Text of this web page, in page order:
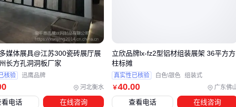
长期展示建议搭配覆膜画面，抗紫外线且不易褪色
需防水的场景可配合亚克力展示架防水罩
忽视配件兼容性可能引发二次采购成本。例如门型展架若误购
X型展架专用套袋，会导致安装困难。建议首次采购时向供应
商确认配件适配清单，避免因小配件耽误整体使用效果。
五、容易被忽略的展架部署细节有哪些？
河北衡水
媒体展具@江苏300瓷砖展厅展
长方孔洞洞板厂家
核验 迅鹰品牌
看电话 在线咨询
￥40.00 广东佛
立欣品牌lx-fz2型铝材组装展架 36平方方
柱标摊
真实性已核验 白色\银色 组装式
查看电话 在线咨询